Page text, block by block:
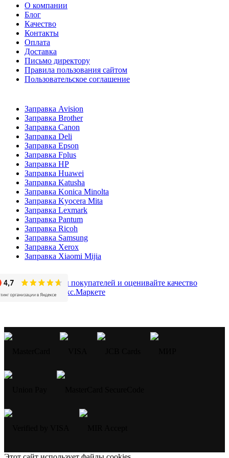
О компании
Блог
Качество
Контакты
Оплата
Доставка
Письмо директору
Правила пользования сайтом
Пользовательское соглашение
Заправка Avision
Заправка Brother
Заправка Canon
Заправка Deli
Заправка Epson
Заправка Fplus
Заправка HP
Заправка Huawei
Заправка Katusha
Заправка Konica Minolta
Заправка Kyocera Mita
Заправка Lexmark
Заправка Pantum
Заправка Ricoh
Заправка Samsung
Заправка Xerox
Заправка Xiaomi Mijia